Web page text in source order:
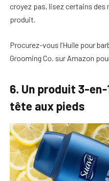
croyez pas, lisez certains des
produit.
Procurez-vous l’Huile pour
Grooming Co. sur Amazon
6. Un produit 3-
tête aux pieds